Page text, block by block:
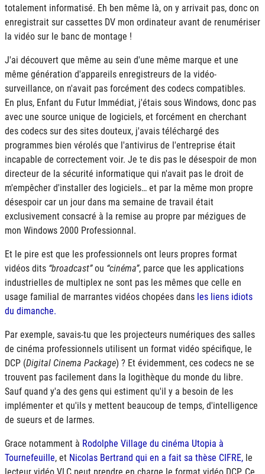
totalement informatisé. Eh ben même là, on y arrivait pas, donc on
enregistrait sur cassettes DV mon ordinateur avant de renumériser
la vidéo sur le banc de montage !
J'ai découvert que même au sein d'une même marque et une
même génération d'appareils enregistreurs de la vidéo-
surveillance, on n'avait pas forcément des codecs compatibles.
En plus, Enfant du Futur Immédiat, j'étais sous Windows, donc pas
avec une source unique de logiciels, et forcément en cherchant
des codecs sur des sites douteux, j'avais téléchargé des
programmes bien vérolés que l'antivirus de l'entreprise était
incapable de correctement voir. Je te dis pas le désespoir de mon
directeur de la sécurité informatique qui n'avait pas le droit de
m'empêcher d'installer des logiciels… et par la même mon propre
désespoir car un jour dans ma semaine de travail était
exclusivement consacré à la remise au propre par mézigues de
mon Windows 2000 Professionnal.
Et le pire est que les professionnels ont leurs propres format
vidéos dits broadcast ou cinéma , parce que les applications
industrielles de multiplex ne sont pas les mêmes que celle en
usage familial de marrantes vidéos chopées dans les liens idiots
du dimanche.
Par exemple, savais-tu que les projecteurs numériques des salles
de cinéma professionnels utilisent un format vidéo spécifique, le
DCP (Digital Cinema Package) ? Et évidemment, ces codecs ne se
trouvent pas facilement dans la logithèque du monde du libre.
Sauf quand y'a des gens qui estiment qu'il y a besoin de les
implémenter et qu'ils y mettent beaucoup de temps, d'intelligence
de sueurs et de larmes.
Grace notamment à Rodolphe Village du cinéma Utopia à
Tournefeuille, et Nicolas Bertrand qui en a fait sa thèse CIFRE, le
lecteur vidéo VLC peut prendre en charge le format vidéo DCP. Ce